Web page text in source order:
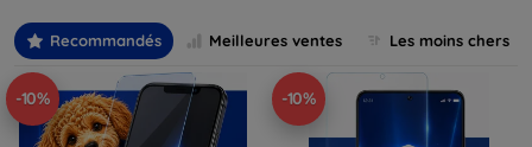
Recommandés Meilleures ventes Les moins chers
-10% -10%